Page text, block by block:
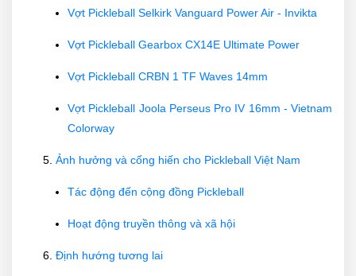
Vợt Pickleball Selkirk Vanguard Power Air - Invikta
Vợt Pickleball Gearbox CX14E Ultimate Power
Vợt Pickleball CRBN 1 TF Waves 14mm
Vợt Pickleball Joola Perseus Pro IV 16mm - Vietnam
Colorway
Ảnh hưởng và cống hiến cho Pickleball Việt Nam
Tác động đến cộng đồng Pickleball
Hoạt động truyền thông và xã hội
Định hướng tương lai